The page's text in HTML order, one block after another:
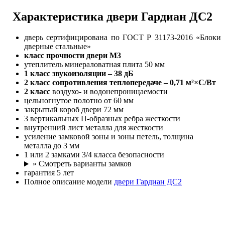
Характеристика двери Гардиан ДС2
дверь сертифицирована по ГОСТ Р 31173-2016 «Блоки
дверные стальные»
класс прочности двери М3
утеплитель минераловатная плита 50 мм
1 класс звукоизоляции – 38 дБ
2 класс сопротивления теплопередаче – 0,71 м²×С/Вт
2 класс воздухо- и водонепроницаемости
цельногнутое полотно от 60 мм
закрытый короб двери 72 мм
3 вертикальных П-образных ребра жесткости
внутренний лист металла для жесткости
усиление замковой зоны и зоны петель, толщина
металла до 3 мм
1 или 2 замками 3/4 класса безопасности
» Смотреть варианты замков
гарантия 5 лет
Полное описание модели двери Гардиан ДС2